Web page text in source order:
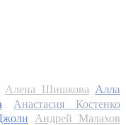
Алена Шишкова Алла
Анастасия Костенко
Андрей Малахов